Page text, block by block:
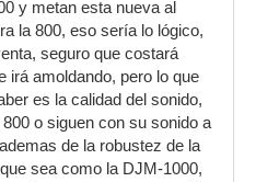
y metan esta nueva al
la 800, eso sería lo lógico,
seguro que costará
irá amoldando, pero lo que
es la calidad del sonido,
o siguen con su sonido a
de la robustez de la
sea como la DJM-1000,